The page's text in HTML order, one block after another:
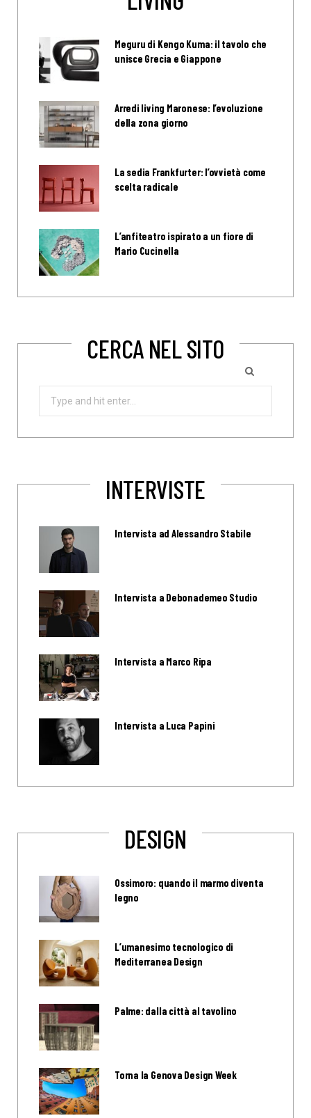
Meguru di Kengo Kuma: il tavolo che
unisce Grecia e Giappone
Arredi living Maronese: l’evoluzione
della zona giorno
La sedia Frankfurter: l’ovvietà come
scelta radicale
L’anfiteatro ispirato a un fiore di
Mario Cucinella
CERCA NEL SITO
Search
INTERVISTE
Intervista ad Alessandro Stabile
Intervista a Debonademeo Studio
Intervista a Marco Ripa
Intervista a Luca Papini
DESIGN
Ossimoro: quando il marmo diventa
legno
L’umanesimo tecnologico di
Mediterranea Design
Palme: dalla città al tavolino
Torna la Genova Design Week